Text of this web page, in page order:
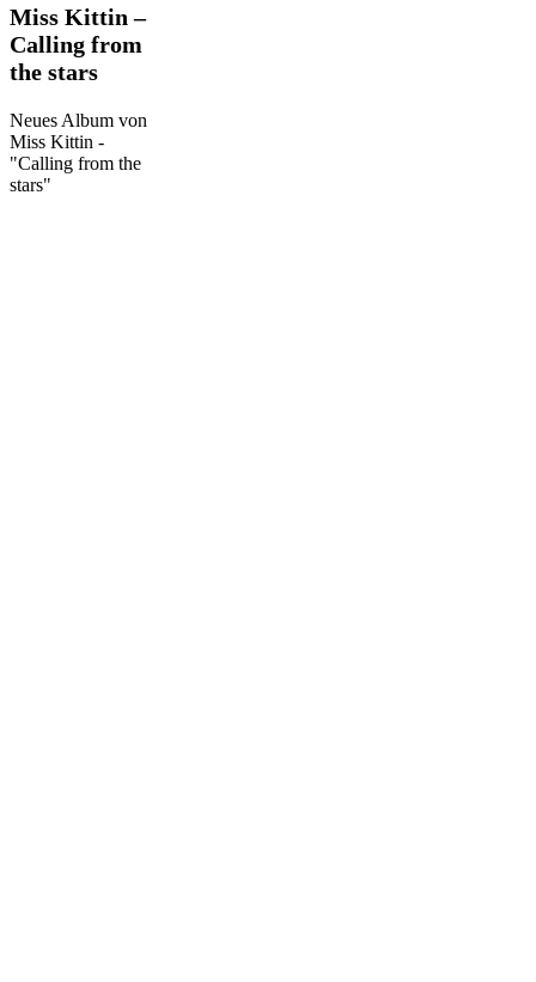
Miss
Kittin
–
Calling
the
stars
Miss Kittin –
Calling from
the stars
Neues Album von
Miss Kittin -
"Calling from the
stars"